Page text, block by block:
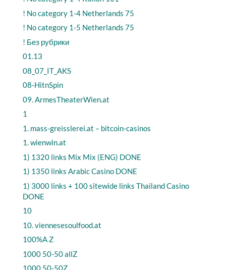
! No category 1-4 Netherlands 75
! No category 1-5 Netherlands 75
! Без рубрики
01.13
08_07_IT_AKS
08-HitnSpin
09. ArmesTheaterWien.at
1
1. mass-greisslerei.at – bitcoin-casinos
1. wienwin.at
1) 1320 links Mix Mix (ENG) DONE
1) 1350 links Arabic Casino DONE
1) 3000 links + 100 sitewide links Thailand Casino
DONE
10
10. viennesesoulfood.at
100%A Z
1000 50-50 allZ
1000 50-50Z